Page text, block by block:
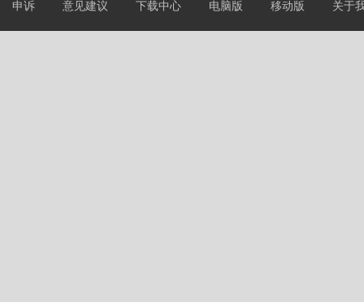
申诉 意见建议 下载中心 电脑版 移动版 关于